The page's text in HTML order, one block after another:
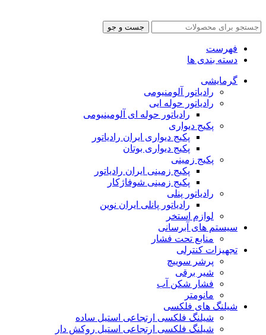
جست و جو
فهرست
دسته بندی ها
گرمایشی
رادیاتور آلومنیومی
رادیاتور حوله ایی
رادیاتور حوله ای آلومینیومی
پکیج دیواری
پکیج دیواری ایران رادیاتور
پکیج دیواری بوتان
پکیج زمینی
پکیج زمینی ایران رادیاتور
پکیج زمینی شوفاژکار
رادیاتور پنلی
رادیاتور پانلی ایران نوین
لوازم استخر
سیستم های آبرسانی
منابع تحت فشار
تجهیزات کنترلی
پرشر سوییچ
شیر برقی
فشار شکن آب
مانومتر
شیلنگ های فلکسی
شیلنگ فلکسی ارتجاعی استیل ساده
شیلنگ فلکسی ارتجاعی استیل روکش دار